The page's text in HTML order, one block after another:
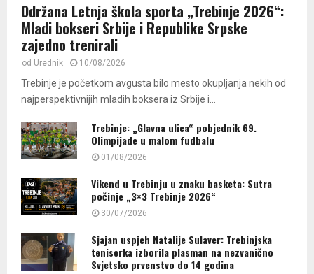
42
Thumbnail
youtube
Boris Radošević
32:28
43
Thumbnail
youtube
"Tvoje minute": Sa Vukom Milivojevićem pričali smo o
16:46
Thumbnail
youtube
Gosti: Članovi Fondacije Sveti Vukašin, pričali smo o
Preobraženskom bazaru
45
Thumbnail
youtube
Aca Lukas - mix pjesama /live Trebinje 11.08.2023./
02:45
46
youtube
Vlado Georgiev za Novaka Djokovica - Hocu zivot
svoj /live...
04:32
47
Gost: Nikolina Ambulija, učesnica "Survivor 23"
14:47
Održana Letnja škola sporta „Trebinje 2026“:
Mladi bokseri Srbije i Republike Srpske
zajedno trenirali
od Urednik 10/08/2026
Trebinje je početkom avgusta bilo mesto okupljanja nekih od
najperspektivnijih mladih boksera iz Srbije i...
Trebinje: „Glavna ulica“ pobjednik 69.
Olimpijade u malom fudbalu
01/08/2026
Vikend u Trebinju u znaku basketa: Sutra
počinje „3×3 Trebinje 2026“
30/07/2026
Sjajan uspjeh Natalije Sulaver: Trebinjska
teniserka izborila plasman na nezvanično
Svjetsko prvenstvo do 14 godina